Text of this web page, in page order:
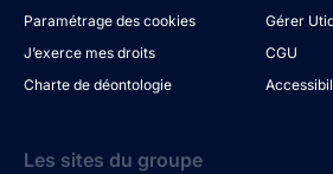
Paramétrage des cookies
Gérer
J’exerce mes droits
CGU
Charte de déontologie
Les sites du groupe